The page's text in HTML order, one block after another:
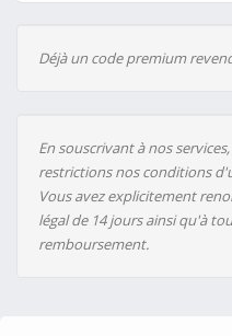
Déjà un code premium
En souscrivant à nos
restrictions nos conditions
Vous avez explicitement
légal de 14 jours ainsi qu'à
remboursement.